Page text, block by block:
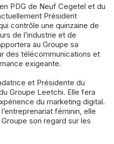
PDG de Neuf Cegetel et du
Président
contrôle une quinzaine de
de l’industrie et de
au Groupe sa
des télécommunications et
exigeante.
et Présidente du
Groupe Leetchi. Elle fera
du marketing digital.
féminin, elle
son regard sur les